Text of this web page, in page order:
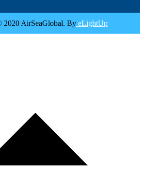
2020 AirSeaGlobal. By eLightUp